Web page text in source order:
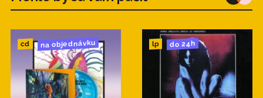
cd na objednávku lp do 24h